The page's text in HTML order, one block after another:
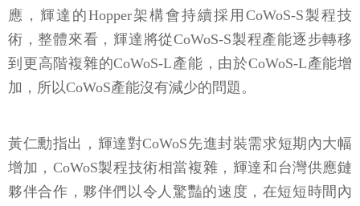
應，輝達的Hopper架構會持續採用CoWoS-S製程技
術，整體來看，輝達將從CoWoS-S製程產能逐步轉移
到更高階複雜的CoWoS-L產能，由於CoWoS-L產能增
加，所以CoWoS產能沒有減少的問題。
黃仁勳指出，輝達對CoWoS先進封裝需求短期內大幅
增加，CoWoS製程技術相當複雜，輝達和台灣供應鏈
夥伴合作，夥伴們以令人驚豔的速度，在短短時間內